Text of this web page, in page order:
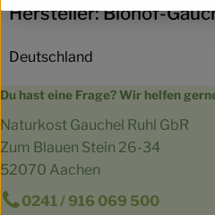
Hersteller: Biohof-
Deutschland
Du hast eine Frage? Wir helfen
Naturkost Gauchel Ruhl GbR
Zum Blauen Stein 26-34
52070 Aachen
0241 / 916 069 500